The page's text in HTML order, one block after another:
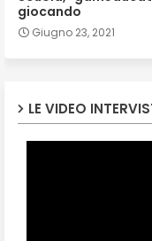
giocando
Giugno 23, 2021
LE VIDEO